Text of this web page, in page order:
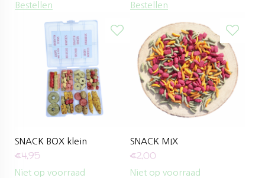
Bestellen Bestellen
SNACK BOX klein
€4,95
Niet op voorraad
SNACK MIX
€2,00
Niet op voorraad